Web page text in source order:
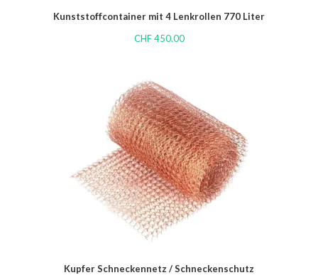
Kunststoffcontainer mit 4 Lenkrollen 770 Liter
CHF450.00
Kupfer Schneckennetz / Schneckenschutz